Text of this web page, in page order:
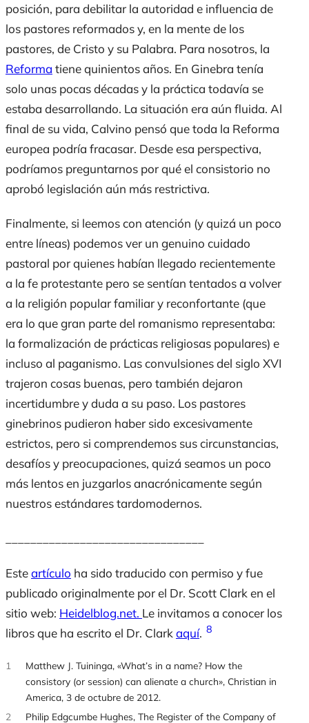
posición, para debilitar la autoridad e influencia de
los pastores reformados y, en la mente de los
pastores, de Cristo y su Palabra. Para nosotros, la
Reforma tiene quinientos años. En Ginebra tenía
solo unas pocas décadas y la práctica todavía se
estaba desarrollando. La situación era aún fluida. Al
final de su vida, Calvino pensó que toda la Reforma
europea podría fracasar. Desde esa perspectiva,
podríamos preguntarnos por qué el consistorio no
aprobó legislación aún más restrictiva.
Finalmente, si leemos con atención (y quizá un poco
entre líneas) podemos ver un genuino cuidado
pastoral por quienes habían llegado recientemente
a la fe protestante pero se sentían tentados a volver
a la religión popular familiar y reconfortante (que
era lo que gran parte del romanismo representaba:
la formalización de prácticas religiosas populares) e
incluso al paganismo. Las convulsiones del siglo XVI
trajeron cosas buenas, pero también dejaron
incertidumbre y duda a su paso. Los pastores
ginebrinos pudieron haber sido excesivamente
estrictos, pero si comprendemos sus circunstancias,
desafíos y preocupaciones, quizá seamos un poco
más lentos en juzgarlos anacrónicamente según
nuestros estándares tardomodernos.
Esteartículo ha sido traducido con permiso y fue
publicado originalmente por el Dr. Scott Clark en el
sitio web: Heidelblog.net. Le invitamos a conocer los
libros que ha escrito el Dr. Clarkaquí. 8
1
Matthew J. Tuininga, «What’s in a name? How the
consistory (or session) can alienate a church», Christian in
America, 3 de octubre de 2012.
2
Philip Edgcumbe Hughes, The Register of the Company of